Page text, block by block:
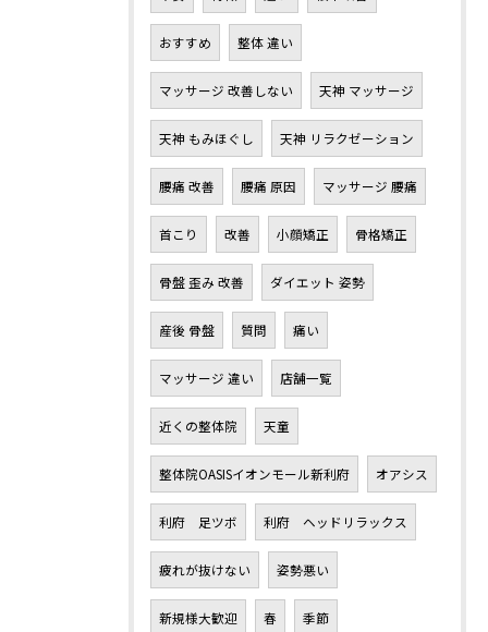
おすすめ 整体 違い
マッサージ 改善しない 天神 マッサージ
天神 もみほぐし 天神 リラクゼーション
腰痛 改善 腰痛 原因 マッサージ 腰痛
首こり 改善 小顔矯正 骨格矯正
骨盤 歪み 改善 ダイエット 姿勢
産後 骨盤 質問 痛い
マッサージ 違い 店舗一覧
近くの整体院 天童
整体院OASISイオンモール新利府 オアシス
利府 足ツボ 利府 ヘッドリラックス
疲れが抜けない 姿勢悪い
新規様大歓迎 春 季節